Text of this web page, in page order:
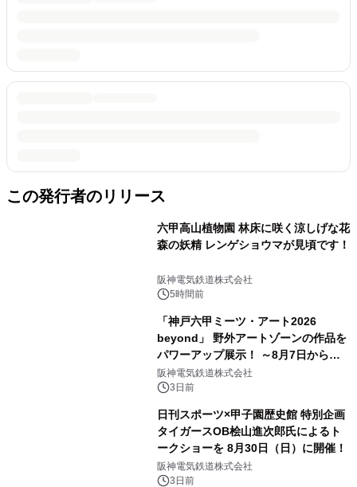
この発行者のリリース
六甲高山植物園 林床に咲く涼しげな花
森の妖精 レンゲショウマが見頃です！
阪神電気鉄道株式会社
5時間前
「神戸六甲ミーツ・アート2026
beyond」 野外アートゾーンの作品を
パワーアップ展示！ ～8月7日からは
直前割パスポートを販売～
阪神電気鉄道株式会社
3日前
日刊スポーツ×甲子園歴史館 特別企画
タイガースOB桧山進次郎氏によるト
ークショーを 8月30日（日）に開催！
阪神電気鉄道株式会社
3日前